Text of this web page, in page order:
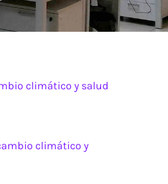
climático y salud
climático y